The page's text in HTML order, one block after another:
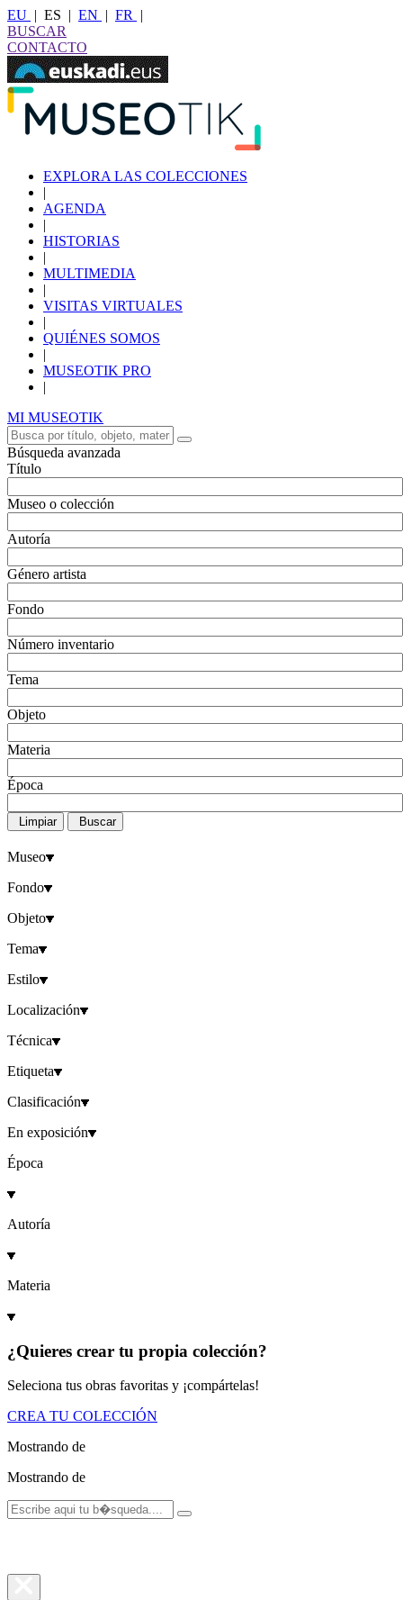
EU | ES | EN | FR
|
BUSCAR
CONTACTO
EXPLORA LAS COLECCIONES
|
AGENDA
|
HISTORIAS
|
MULTIMEDIA
|
VISITAS VIRTUALES
|
QUIÉNES SOMOS
|
MUSEOTIK PRO
|
MI MUSEOTIK
Búsqueda avanzada
Título
Museo o colección
Autoría
Género artista
Fondo
Número inventario
Tema
Objeto
Materia
Época
Limpiar Buscar
Museo
Fondo
Objeto
Tema
Estilo
Localización
Técnica
Etiqueta
Clasificación
En exposición
Época
Autoría
Materia
¿Quieres crear tu propia colección?
Seleciona tus obras favoritas y ¡compártelas!
CREA TU COLECCIÓN
Mostrando de
Mostrando de